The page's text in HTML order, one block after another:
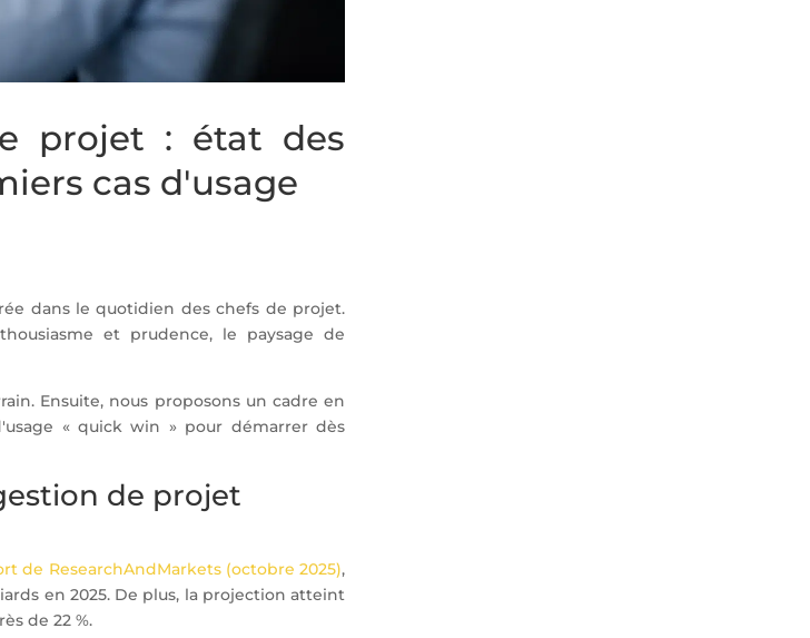
projet : état des
cas d'usage
dans le quotidien des chefs de projet.
et prudence, le paysage de
Ensuite, nous proposons un cadre en
« quick win » pour démarrer dès
de projet
de ResearchAndMarkets (octobre 2025),
en 2025. De plus, la projection atteint
de 22 %.